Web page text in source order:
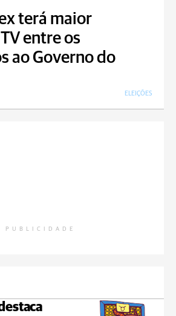
terá maior
entre os
ao Governo do
ELEIÇÕES
PUBLICIDADE